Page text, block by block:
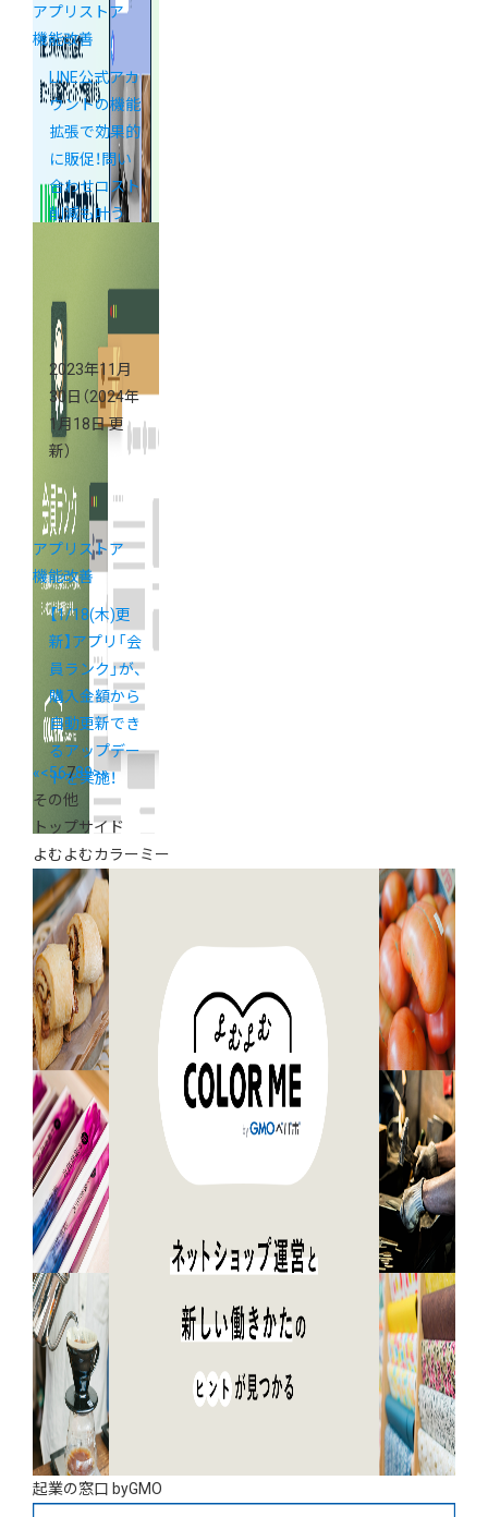
アプリストア
機能改善
LINE公式アカ
ウントの機能
拡張で効果的
に販促！問い
合わせコスト
削減も叶う
がアプリスト
アに登場！
2023年11月
30日 （2024年
1月18日 更
新）
アプリストア
機能改善
【1/18(木)更
新】アプリ「会
員ランク」が、
購入金額から
自動更新でき
るアップデー
トを実施！
«<56789>»
その他
トップサイド
よむよむカラーミー
起業の窓口 byGMO